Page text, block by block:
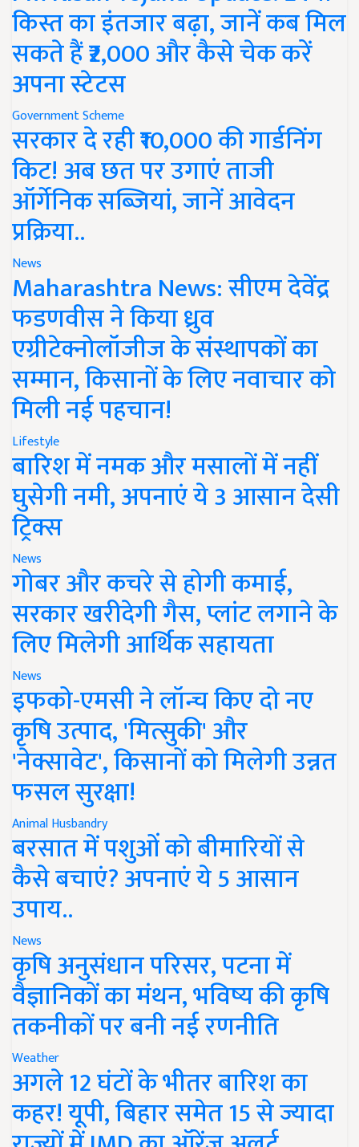
सकते हैं ₹2,000 और कैसे चेक करें
अपना स्टेटस
Government Scheme
सरकार दे रही ₹10,000 की गार्डनिंग
किट! अब छत पर उगाएं ताजी
ऑर्गेनिक सब्जियां, जानें आवेदन
प्रक्रिया..
News
Maharashtra News: सीएम देवेंद्र
फडणवीस ने किया ध्रुव
एग्रीटेक्नोलॉजीज के संस्थापकों का
सम्मान, किसानों के लिए नवाचार को
मिली नई पहचान!
Lifestyle
बारिश में नमक और मसालों में नहीं
घुसेगी नमी, अपनाएं ये 3 आसान देसी
ट्रिक्स
News
गोबर और कचरे से होगी कमाई,
सरकार खरीदेगी गैस, प्लांट लगाने के
लिए मिलेगी आर्थिक सहायता
News
इफको-एमसी ने लॉन्च किए दो नए
कृषि उत्पाद, 'मित्सुकी' और
'नेक्सावेट', किसानों को मिलेगी उन्नत
फसल सुरक्षा!
Animal Husbandry
बरसात में पशुओं को बीमारियों से
कैसे बचाएं? अपनाएं ये 5 आसान
उपाय..
News
कृषि अनुसंधान परिसर, पटना में
वैज्ञानिकों का मंथन, भविष्य की कृषि
तकनीकों पर बनी नई रणनीति
Weather
अगले 12 घंटों के भीतर बारिश का
कहर! यूपी, बिहार समेत 15 से ज्यादा
राज्यों में IMD का ऑरेंज अलर्ट